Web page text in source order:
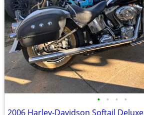
• • • •
2006 Harley-Davidson Softail Deluxe